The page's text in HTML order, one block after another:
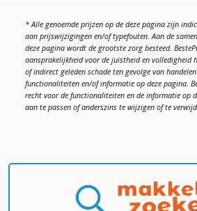
* Alle genoemde prijzen op de deze pagina zijn
aan prijswijzigingen en/of typefouten. Aan de
deze pagina wordt de grootste zorg besteed.
aansprakelijkheid voor de juistheid en volledigheid
of indirect geleden schade ten gevolge van
functionaliteiten en/of informatie op deze pagina.
recht voor de functionaliteiten en de informatie op
aan te passen of anderszins te wijzigen of te